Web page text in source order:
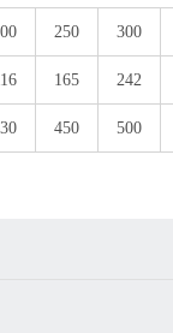
250 300
165 242
450 500